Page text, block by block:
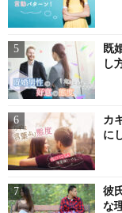
既
し
カ
に
彼
な